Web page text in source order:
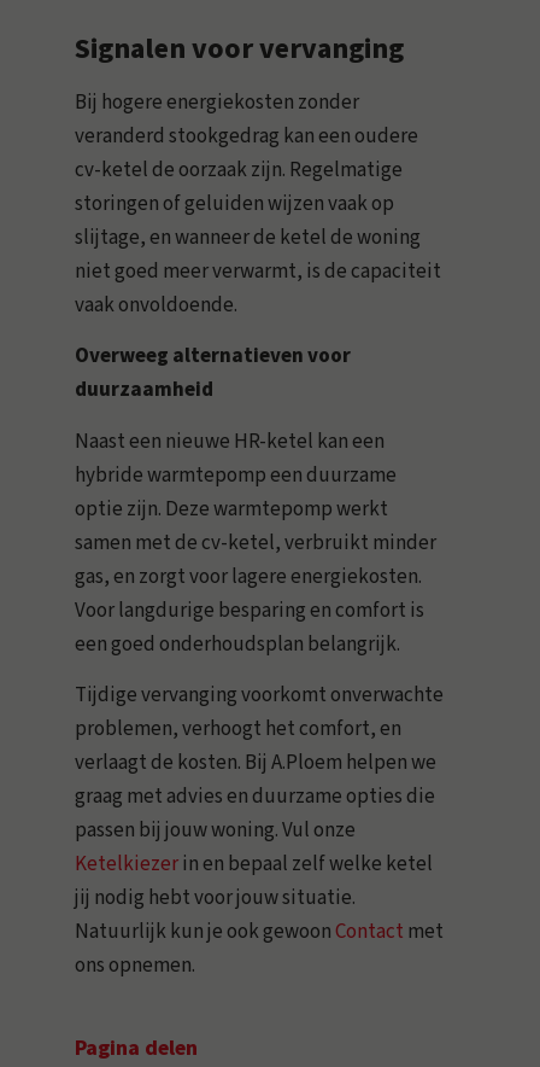
Signalen voor vervanging
Bij hogere energiekosten zonder
veranderd stookgedrag kan een oudere
cv-ketel de oorzaak zijn. Regelmatige
storingen of geluiden wijzen vaak op
slijtage, en wanneer de ketel de woning
niet goed meer verwarmt, is de capaciteit
vaak onvoldoende.
Overweeg alternatieven voor
duurzaamheid
Naast een nieuwe HR-ketel kan een
hybride warmtepomp een duurzame
optie zijn. Deze warmtepomp werkt
samen met de cv-ketel, verbruikt minder
gas, en zorgt voor lagere energiekosten.
Voor langdurige besparing en comfort is
een goed onderhoudsplan belangrijk.
Tijdige vervanging voorkomt onverwachte
problemen, verhoogt het comfort, en
verlaagt de kosten. Bij A.Ploem helpen we
graag met advies en duurzame opties die
passen bij jouw woning. Vul onze
Ketelkiezerin en bepaal zelf welke ketel
jij nodig hebt voor jouw situatie.
Natuurlijk kun je ook gewoonContact met
ons opnemen.
Pagina delen